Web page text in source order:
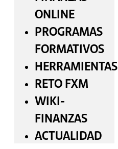
ONLINE
PROGRAMAS
FORMATIVOS
HERRAMIENTAS
RETO FXM
WIKI-
FINANZAS
ACTUALIDAD